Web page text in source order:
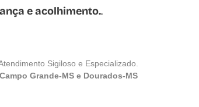
e acolhimento..
Sigiloso e Especializado.
Campo Grande-MS e Dourados-MS